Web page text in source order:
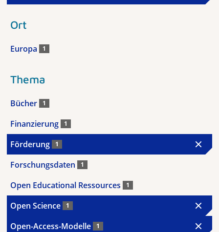
Ort
Europa 1
Thema
Bücher 1
Finanzierung 1
Förderung 1
Forschungsdaten 1
Open Educational Ressources 1
Open Science 1
Open-Access-Modelle 1